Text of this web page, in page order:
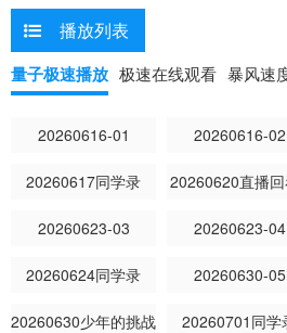
播放列表
量子极速播放 极速在线观看 暴风速
20260616-01 20260616-02
20260617同学录 20260620直播回
20260623-03 20260623-04
20260624同学录 20260630-05
20260630少年的挑战 20260701同学